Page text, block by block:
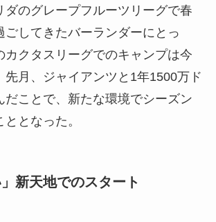
ダのグレープフルーツリーグで春
ごしてきたバーランダーにとっ
カクタスリーグでのキャンプは今
先月、ジャイアンツと1年1500万ド
だことで、新たな環境でシーズン
となった。
」新天地でのスタート